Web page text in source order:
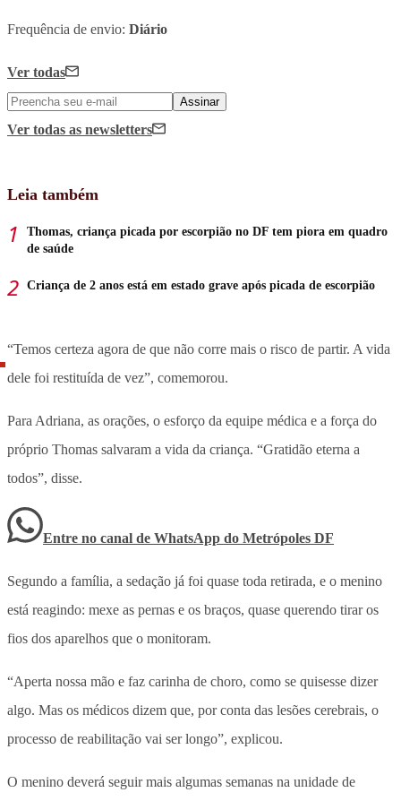
Frequência de envio: Diário
Ver todas
Assinar
Ver todas as newsletters
Leia também
Thomas, criança picada por escorpião no DF tem piora em quadro
de saúde
Criança de 2 anos está em estado grave após picada de escorpião
“Temos certeza agora de que não corre mais o risco de partir. A vida
dele foi restituída de vez”, comemorou.
Para Adriana, as orações, o esforço da equipe médica e a força do
próprio Thomas salvaram a vida da criança. “Gratidão eterna a
todos”, disse.
Entre no canal de WhatsApp do Metrópoles DF
Segundo a família, a sedação já foi quase toda retirada, e o menino
está reagindo: mexe as pernas e os braços, quase querendo tirar os
fios dos aparelhos que o monitoram.
“Aperta nossa mão e faz carinha de choro, como se quisesse dizer
algo. Mas os médicos dizem que, por conta das lesões cerebrais, o
processo de reabilitação vai ser longo”, explicou.
O menino deverá seguir mais algumas semanas na unidade de